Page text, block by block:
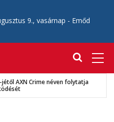
9., vasárnap - Emőd
jétől AXN Crime néven folytatja